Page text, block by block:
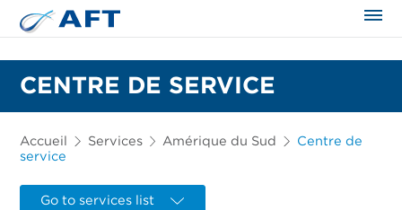
CENTRE DE SERVICE
Accueil Services Amérique du Sud
Centre de
service
Go to services list